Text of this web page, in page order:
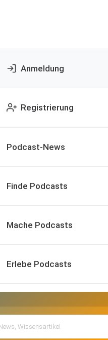
Anmeldung
Registrierung
Podcast-News
Finde Podcasts
Mache Podcasts
Erlebe Podcasts